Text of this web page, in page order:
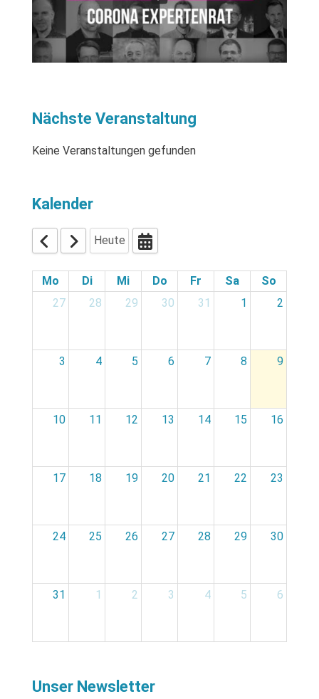
Nächste Veranstaltung
Keine Veranstaltungen gefunden
Kalender
Heute
Mo Di Mi Do Fr Sa
So
27
28 29 30 31 1 2
3 4 5 6 7 8 9
10 11 12 13 14 15 16
17 18 19 20 21 22 23
24 25 26 27 28 29 30
31 1 2 3 4 5 6
Unser Newsletter